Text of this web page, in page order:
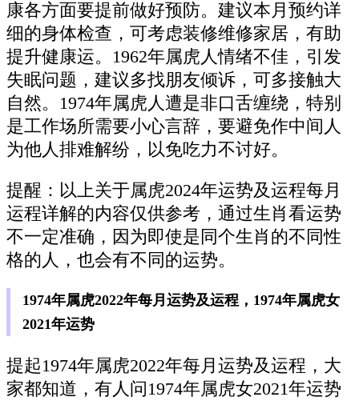
康各方面要提前做好预防。建议本月预约详
细的身体检查，可考虑装修维修家居，有助
提升健康运。1962年属虎人情绪不佳，引发
失眠问题，建议多找朋友倾诉，可多接触大
自然。1974年属虎人遭是非口舌缠绕，特别
是工作场所需要小心言辞，要避免作中间人
为他人排难解纷，以免吃力不讨好。
提醒：以上关于属虎2024年运势及运程每月
运程详解的内容仅供参考，通过生肖看运势
不一定准确，因为即使是同个生肖的不同性
格的人，也会有不同的运势。
1974年属虎2022年每月运势及运程，1974年属虎女
2021年运势
提起1974年属虎2022年每月运势及运程，大
家都知道，有人问1974年属虎女2021年运势